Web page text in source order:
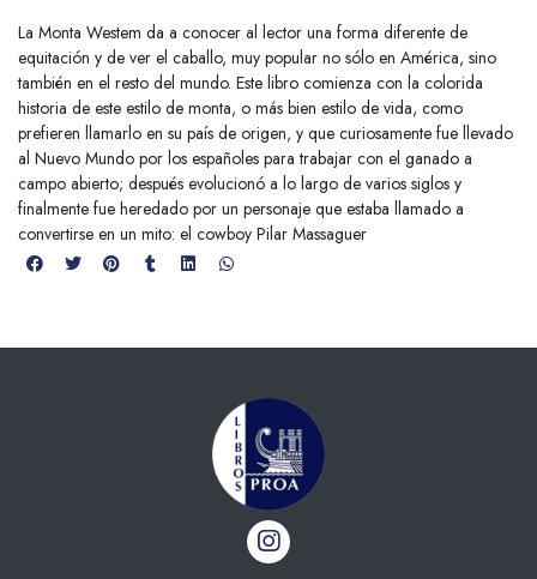
La Monta Westem da a conocer al lector una forma diferente de
equitación y de ver el caballo, muy popular no sólo en América, sino
también en el resto del mundo. Este libro comienza con la colorida
historia de este estilo de monta, o más bien estilo de vida, como
prefieren llamarlo en su país de origen, y que curiosamente fue llevado
al Nuevo Mundo por los españoles para trabajar con el ganado a
campo abierto; después evolucionó a lo largo de varios siglos y
finalmente fue heredado por un personaje que estaba llamado a
convertirse en un mito: el cowboy Pilar Massaguer